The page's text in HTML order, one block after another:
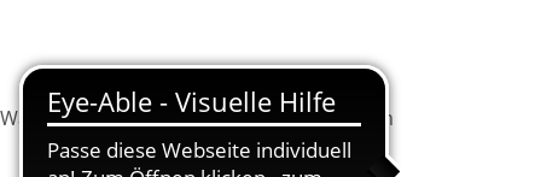
Warenkorb Information Programm